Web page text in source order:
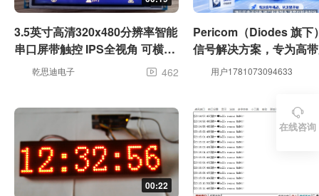
3.5英寸高清320x480分辨率智能
串口屏带触控 IPS全视角 可横屏
竖屏乾思迪电子  462
Pericom（Diodes 旗下
信号解决方案，专为高
而生✅
用户1781073094633
00:22

在线咨询